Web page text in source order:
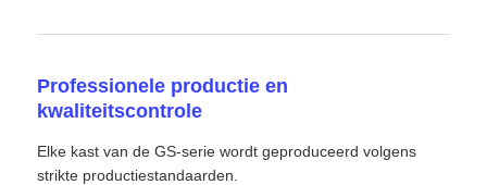
Professionele productie en
kwaliteitscontrole
Elke kast van de GS-serie wordt geproduceerd volgens
strikte productiestandaarden.